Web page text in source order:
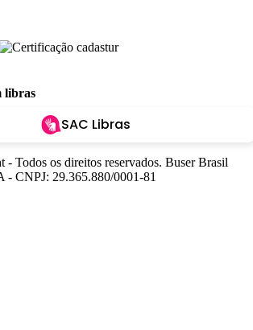
libras
SAC Libras
Todos os direitos reservados. Buser Brasil
- CNPJ: 29.365.880/0001-81